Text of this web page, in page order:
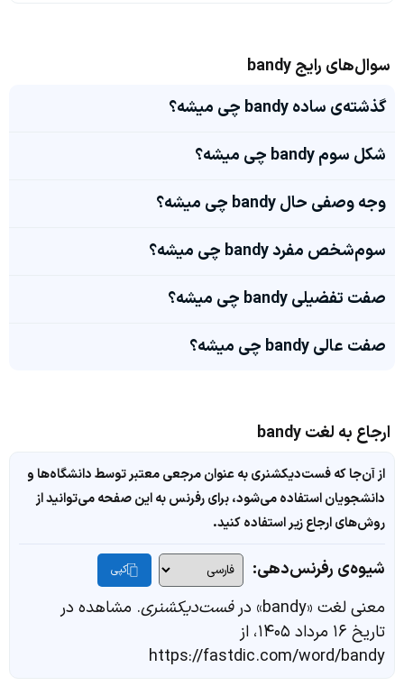
سوال‌های رایج bandy
گذشته‌ی ساده bandy چی میشه؟
شکل سوم bandy چی میشه؟
وجه وصفی حال bandy چی میشه؟
سوم‌شخص مفرد bandy چی میشه؟
صفت تفضیلی bandy چی میشه؟
صفت عالی bandy چی میشه؟
ارجاع به لغت bandy
از آن‌جا که فست‌دیکشنری به عنوان مرجعی معتبر توسط دانشگاه‌ها و
دانشجویان استفاده می‌شود، برای رفرنس به این صفحه می‌توانید از
روش‌های ارجاع زیر استفاده کنید.
شیوه‌ی رفرنس‌دهی: کپی
معنی لغت «bandy» در فست‌دیکشنری. مشاهده در
تاریخ ۱۶ مرداد ۱۴۰۵، از
https://fastdic.com/word/bandy